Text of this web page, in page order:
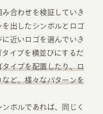
合わせを検証していき
を出したシンボルとロゴ
近いロゴを選んでいき
イプを横並びにするだ
イプを配置したり、ロ
ど、様々なパターンを
ボルであれば、同じく